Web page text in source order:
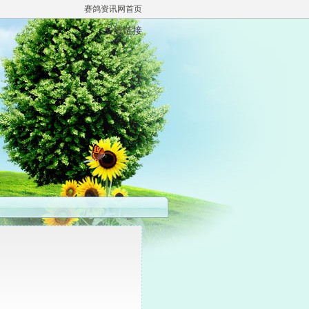
赛鸽资讯网首页
友情链接